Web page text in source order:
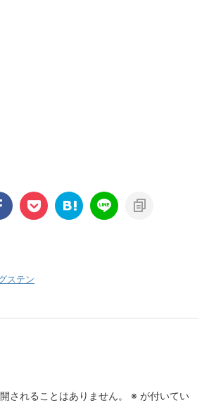
ステン
されることはありません。 ※ が付いてい